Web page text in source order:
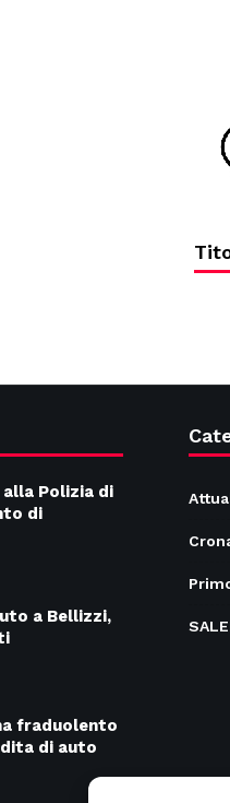
alla Polizia di
di
a Bellizzi,
fraduolento
di auto